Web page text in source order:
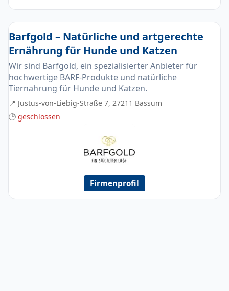
Barfgold – Natürliche und artgerechte
Ernährung für Hunde und Katzen
Wir sind Barfgold, ein spezialisierter Anbieter für
hochwertige BARF-Produkte und natürliche
Tiernahrung für Hunde und Katzen.
📍 Justus-von-Liebig-Straße 7, 27211 Bassum
🕒 geschlossen
Firmenprofil